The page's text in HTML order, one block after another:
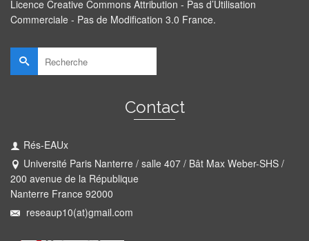
Licence Creative Commons Attribution - Pas d’Utilisation
Commerciale - Pas de Modification 3.0 France.
Rechercher :
Contact
Rés-EAUx
Université Paris Nanterre / salle 407 / Bât Max Weber-SHS /
200 avenue de la République
Nanterre France 92000
reseaup10(at)gmail.com